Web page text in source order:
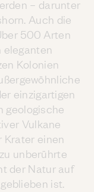
– darunter
Auch die
500 Arten
Kolonien
einzigartigen
geologische
Vulkane
einen
unberührte
der Natur auf
ist.